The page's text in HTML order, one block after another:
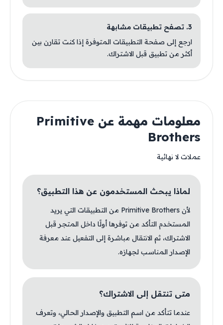
3. تصفح تطبيقات مشابهة
ارجع إلى صفحة التطبيقات المتوفرة إذا كنت تقارن بين
أكثر من تطبيق قبل الاشتراك.
معلومات مهمة عن Primitive
Brothers
عملات لا نهائية
لماذا يبحث المستخدمون عن هذا التطبيق؟
لأن Primitive Brothers من التطبيقات التي يريد
المستخدم التأكد من توفرها أولًا داخل المتجر قبل
الاشتراك، ثم الانتقال مباشرة إلى التفعيل عند معرفة
الإصدار المناسب لجهازه.
متى تنتقل إلى الاشتراك؟
عندما تتأكد من اسم التطبيق والإصدار الحالي، وتعرف